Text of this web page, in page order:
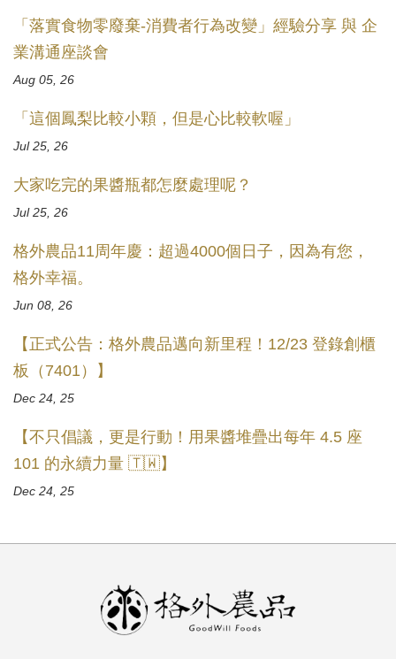
「落實食物零廢棄-消費者行為改變」經驗分享 與 企
業溝通座談會
Aug 05, 26
「這個鳳梨比較小顆，但是心比較軟喔」
Jul 25, 26
大家吃完的果醬瓶都怎麼處理呢？
Jul 25, 26
格外農品11周年慶：超過4000個日子，因為有您，
格外幸福。
Jun 08, 26
【正式公告：格外農品邁向新里程！12/23 登錄創櫃
板（7401）】
Dec 24, 25
【不只倡議，更是行動！用果醬堆疊出每年 4.5 座
101 的永續力量 🇹🇼】
Dec 24, 25